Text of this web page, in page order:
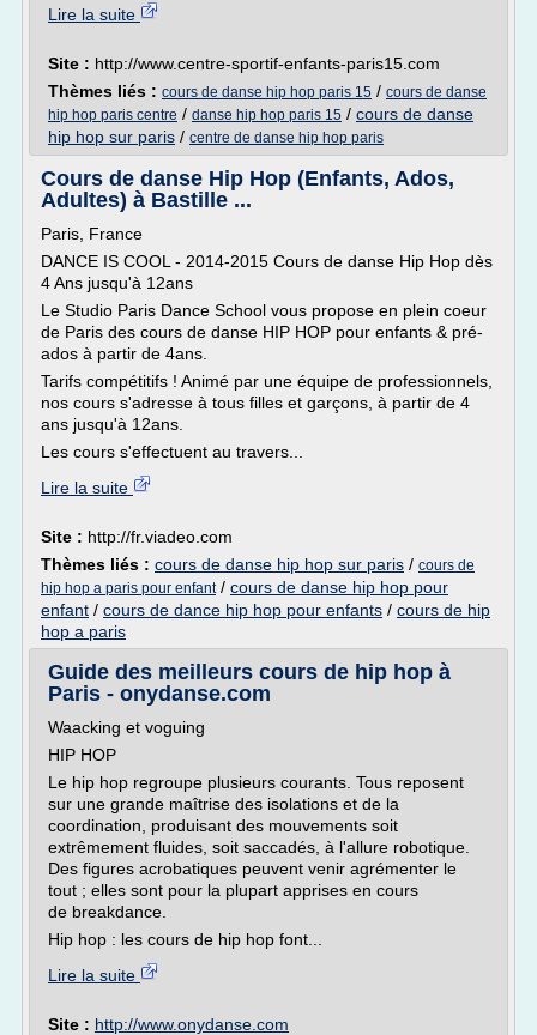
Lire la suite
Site : http://www.centre-sportif-enfants-paris15.com
Thèmes liés : cours de danse hip hop paris 15 / cours de danse
hip hop paris centre / danse hip hop paris 15 / cours de danse
hip hop sur paris / centre de danse hip hop paris
Cours de danse Hip Hop (Enfants, Ados,
Adultes) à Bastille ...
Paris, France
DANCE IS COOL - 2014-2015 Cours de danse Hip Hop dès
4 Ans jusqu'à 12ans
Le Studio Paris Dance School vous propose en plein coeur
de Paris des cours de danse HIP HOP pour enfants & pré-
ados à partir de 4ans.
Tarifs compétitifs ! Animé par une équipe de professionnels,
nos cours s'adresse à tous filles et garçons, à partir de 4
ans jusqu'à 12ans.
Les cours s'effectuent au travers...
Lire la suite
Site : http://fr.viadeo.com
Thèmes liés : cours de danse hip hop sur paris / cours de
hip hop a paris pour enfant/ cours de danse hip hop pour
enfant / cours de dance hip hop pour enfants / cours de hip
hop a paris
Guide des meilleurs cours de hip hop à
Paris - onydanse.com
Waacking et voguing
HIP HOP
Le hip hop regroupe plusieurs courants. Tous reposent
sur une grande maîtrise des isolations et de la
coordination, produisant des mouvements soit
extrêmement fluides, soit saccadés, à l'allure robotique.
Des figures acrobatiques peuvent venir agrémenter le
tout ; elles sont pour la plupart apprises en cours
de breakdance.
Hip hop : les cours de hip hop font...
Lire la suite
Site : http://www.onydanse.com